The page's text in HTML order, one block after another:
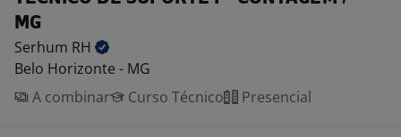
MG
Serhum RH
Belo Horizonte - MG
A combinar
Curso Técnico Presencial